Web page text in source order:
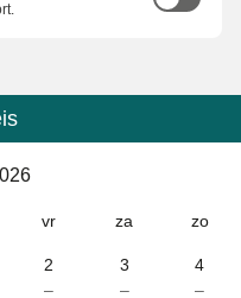
vr za zo
2
–
3
–
4
–